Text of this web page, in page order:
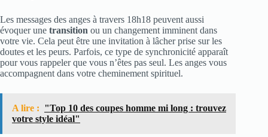
Les messages des anges à travers 18h18 peuvent aussi
évoquer une transition ou un changement imminent dans
votre vie. Cela peut être une invitation à lâcher prise sur les
doutes et les peurs. Parfois, ce type de synchronicité apparaît
pour vous rappeler que vous n’êtes pas seul. Les anges vous
accompagnent dans votre cheminement spirituel.
A lire : "Top 10 des coupes homme mi long : trouvez
votre style idéal"